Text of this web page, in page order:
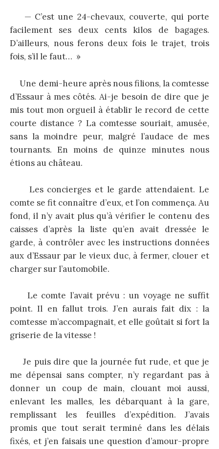
— C’est une 24-chevaux, couverte, qui porte
facilement ses deux cents kilos de bagages.
D’ailleurs, nous ferons deux fois le trajet, trois
fois, s’il le faut… »
Une demi-heure après nous filions, la comtesse
d’Essaur à mes côtés. Ai-je besoin de dire que je
mis tout mon orgueil à établir le record de cette
courte distance ? La comtesse souriait, amusée,
sans la moindre peur, malgré l’audace de mes
tournants. En moins de quinze minutes nous
étions au château.
Les concierges et le garde attendaient. Le
comte se fit connaître d’eux, et l’on commença. Au
fond, il n’y avait plus qu’à vérifier le contenu des
caisses d’après la liste qu’en avait dressée le
garde, à contrôler avec les instructions données
aux d’Essaur par le vieux duc, à fermer, clouer et
charger sur l’automobile.
Le comte l’avait prévu : un voyage ne suffit
point. Il en fallut trois. J’en aurais fait dix : la
comtesse m’accompagnait, et elle goûtait si fort la
griserie de la vitesse !
Je puis dire que la journée fut rude, et que je
me dépensai sans compter, n’y regardant pas à
donner un coup de main, clouant moi aussi,
enlevant les malles, les débarquant à la gare,
remplissant les feuilles d’expédition. J’avais
promis que tout serait terminé dans les délais
fixés, et j’en faisais une question d’amour-propre